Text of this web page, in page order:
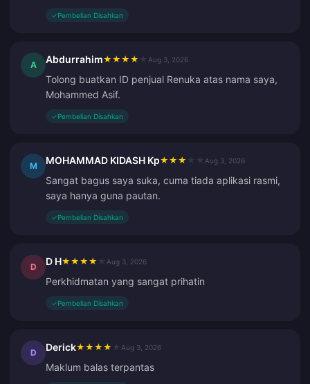
✓Pembelian Disahkan
A Abdurrahim★ ★ ★ ★ Aug 3, 2026
Tolong buatkan ID penjual Renuka atas nama saya,
Mohammed Asif.
✓Pembelian Disahkan
M MOHAMMAD KIDASH Kp★ ★ ★ Aug 3, 2026
Sangat bagus saya suka, cuma tiada aplikasi rasmi,
saya hanya guna pautan.
✓Pembelian Disahkan
D D H★ ★ ★ ★ Aug 3, 2026
Perkhidmatan yang sangat prihatin
✓Pembelian Disahkan
D Derick★ ★ ★ ★ Aug 3, 2026
Maklum balas terpantas